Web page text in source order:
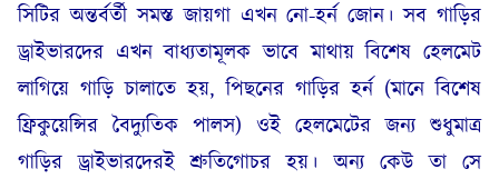
সিটির অন্তর্বর্তী সমস্ত জায়গা এখন নো-হর্ন জোন। সব গাড়ির
ড্রাইভারদের এখন বাধ্যতামূলক ভাবে মাথায় বিশেষ হেলমেট
লাগিয়ে গাড়ি চালাতে হয়, পিছনের গাড়ির হর্ন (মানে বিশেষ
ফ্রিকুয়েন্সির বৈদ্যুতিক পালস) ওই হেলমেটের জন্য শুধুমাত্র
গাড়ির ড্রাইভারদেরই শ্রুতিগোচর হয়। অন্য কেউ তা সে